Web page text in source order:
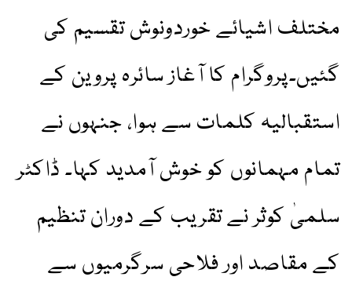
مختلف اشیائے خوردونوش تقسیم کی
گئیں۔پروگرام کا آغاز سائرہ پروین کے
استقبالیہ کلمات سے ہوا، جنہوں نے
تمام مہمانوں کو خوش آمدید کہا۔ ڈاکٹر
سلمیٰ کوثر نے تقریب کے دوران تنظیم
کے مقاصد اور فلاحی سرگرمیوں سے